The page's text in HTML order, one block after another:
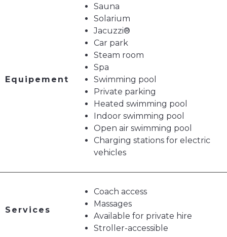
Equipement
Sauna
Solarium
Jacuzzi®
Car park
Steam room
Spa
Swimming pool
Private parking
Heated swimming pool
Indoor swimming pool
Open air swimming pool
Charging stations for electric
vehicles
Services
Coach access
Massages
Available for private hire
Stroller-accessible